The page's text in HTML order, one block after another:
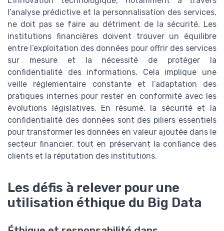
l’analyse prédictive et la personnalisation des services,
ne doit pas se faire au détriment de la sécurité. Les
institutions financières doivent trouver un équilibre
entre l’exploitation des données pour offrir des services
sur mesure et la nécessité de protéger la
confidentialité des informations. Cela implique une
veille réglementaire constante et l’adaptation des
pratiques internes pour rester en conformité avec les
évolutions législatives. En résumé, la sécurité et la
confidentialité des données sont des piliers essentiels
pour transformer les données en valeur ajoutée dans le
secteur financier, tout en préservant la confiance des
clients et la réputation des institutions.
Les défis à relever pour une
utilisation éthique du Big Data